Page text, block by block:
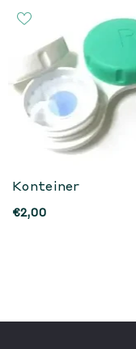
Konteiner
€2,00